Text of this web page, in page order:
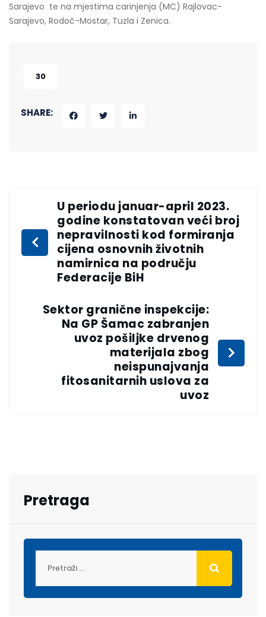
Sarajevo te na mjestima carinjenja (MC) Rajlovac-
Sarajevo, Rodoč-Mostar, Tuzla i Zenica.
30
SHARE:
U periodu januar-april 2023.
godine konstatovan veći broj
nepravilnosti kod formiranja
cijena osnovnih životnih
namirnica na području
Federacije BiH
Sektor granične inspekcije:
Na GP Šamac zabranjen
uvoz pošiljke drvenog
materijala zbog
neispunajvanja
fitosanitarnih uslova za
uvoz
Pretraga